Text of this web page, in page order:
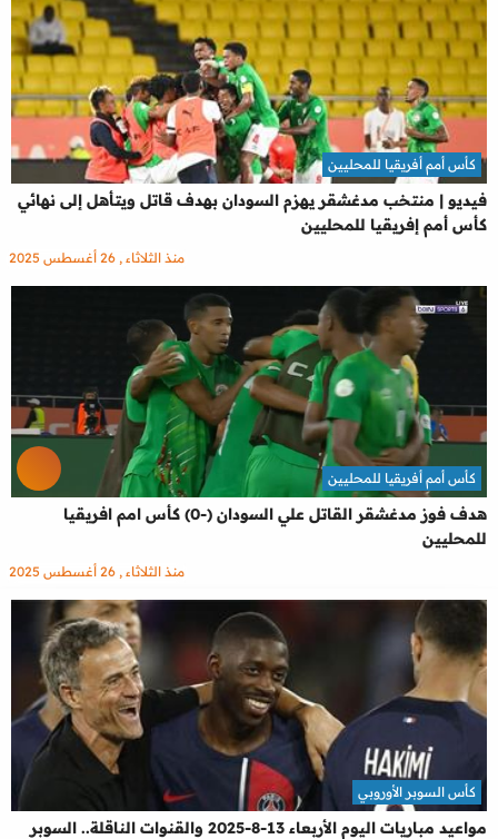
فيديو | منتخب مدغشقر يهزم السودان بهدف قاتل ويتأهل إلى نهائي
كأس أمم إفريقيا للمحليين
كأس أمم أفريقيا للمحليين
منذ الثلاثاء , 26 أغسطس 2025
هدف فوز مدغشقر القاتل علي السودان (-0) كأس امم افريقيا
للمحليين
كأس أمم أفريقيا للمحليين
منذ الثلاثاء , 26 أغسطس 2025
مواعيد مباريات اليوم الأربعاء 13-8-2025 والقنوات الناقلة.. السوبر
كأس السوبر الأوروبي